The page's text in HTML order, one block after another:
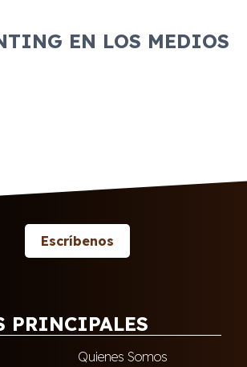
EN LOS MEDIOS
Escríbenos
PRINCIPALES
Quienes Somos